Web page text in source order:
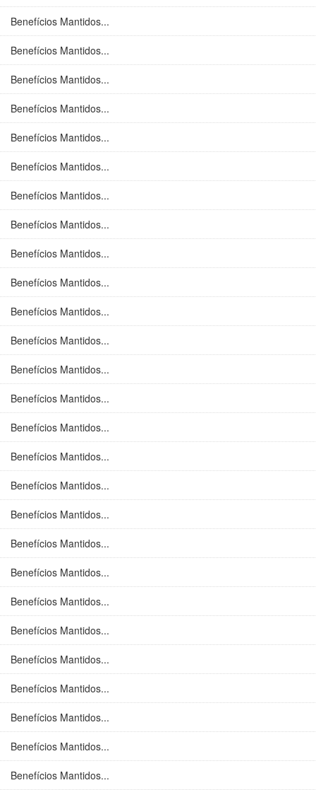
Benefícios Mantidos...
Benefícios Mantidos...
Benefícios Mantidos...
Benefícios Mantidos...
Benefícios Mantidos...
Benefícios Mantidos...
Benefícios Mantidos...
Benefícios Mantidos...
Benefícios Mantidos...
Benefícios Mantidos...
Benefícios Mantidos...
Benefícios Mantidos...
Benefícios Mantidos...
Benefícios Mantidos...
Benefícios Mantidos...
Benefícios Mantidos...
Benefícios Mantidos...
Benefícios Mantidos...
Benefícios Mantidos...
Benefícios Mantidos...
Benefícios Mantidos...
Benefícios Mantidos...
Benefícios Mantidos...
Benefícios Mantidos...
Benefícios Mantidos...
Benefícios Mantidos...
Benefícios Mantidos...